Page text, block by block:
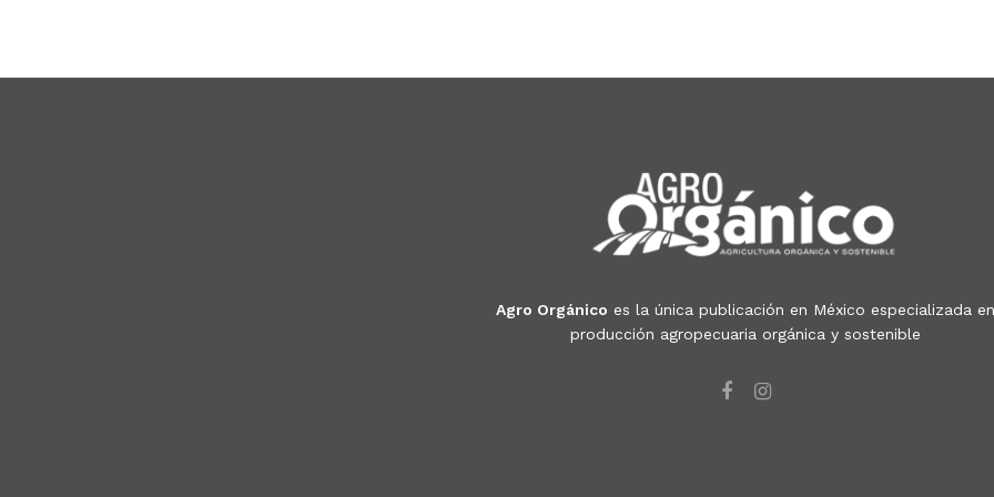
Agro Orgánico es la única publicación en México especializada en
producción agropecuaria orgánica y sostenible